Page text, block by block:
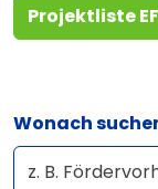
Projektliste
Wonach